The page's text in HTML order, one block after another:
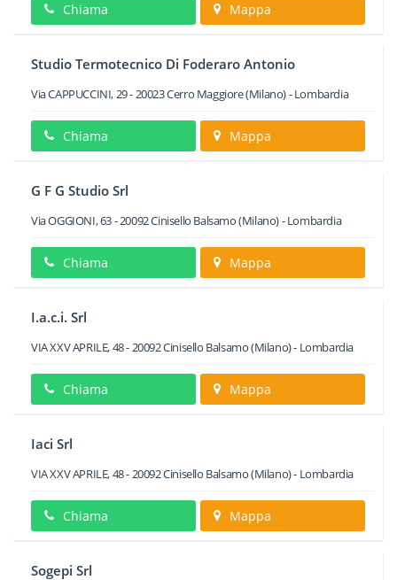
Chiama Mappa
Studio Termotecnico Di Foderaro Antonio
Via CAPPUCCINI, 29-20023Cerro Maggiore(Milano) -Lombardia
Chiama Mappa
G F G Studio Srl
Via OGGIONI, 63-20092Cinisello Balsamo(Milano) -Lombardia
Chiama Mappa
I.a.c.i. Srl
VIA XXV APRILE, 48-20092Cinisello Balsamo(Milano) - Lombardia
Chiama Mappa
Iaci Srl
VIA XXV APRILE, 48-20092Cinisello Balsamo(Milano) - Lombardia
Chiama Mappa
Sogepi Srl